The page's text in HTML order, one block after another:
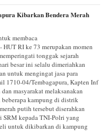
Kibarkan Bendera Merah
membaca
RI ke 73 merupakan momen
tonggak sejarah
besar ini selalu dimeriahkan
untuk mengingat jasa para
1710-04/Tembagapura, Kapten Inf
masyarakat melaksanakan
beberapa kampung di distrik
putih tersebut diserahkan
SRM kepada TNI-Polri yang
untuk dikibarkan di kampung